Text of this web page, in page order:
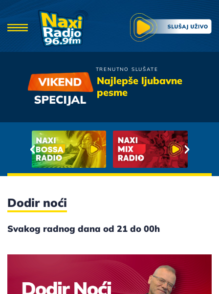
TRENUTNO SLUŠATE
Najlepše ljubavne
pesme
Valentino
Samo Sklopi Okice
Dodir noći
Svakog radnog dana od 21 do 00h